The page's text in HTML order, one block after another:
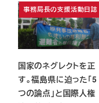
事務局長の支援活動日誌
国家のネグレクトを正
す。福島県に迫った「5
つの論点」と国際人権